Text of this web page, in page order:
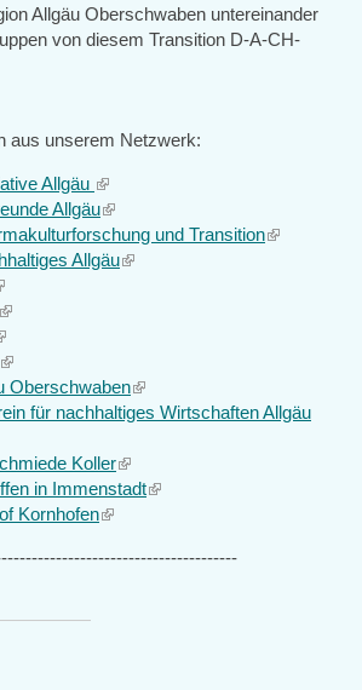
Allgäu Oberschwaben untereinander
von diesem Transition D-A-CH-
aus unserem Netzwerk:
Allgäu (link
is
external)
Allgäu(link
is
external)
und Transition(link
Allgäu(link
(link
is
external)
Oberschwaben(link
is
für nachhaltiges Wirtschaften Allgäu
Koller(link
is
in Immenstadt(link
Kornhofen(link
external)